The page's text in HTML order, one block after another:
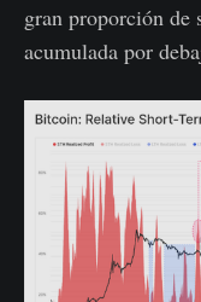
gran proporción de
acumulada por